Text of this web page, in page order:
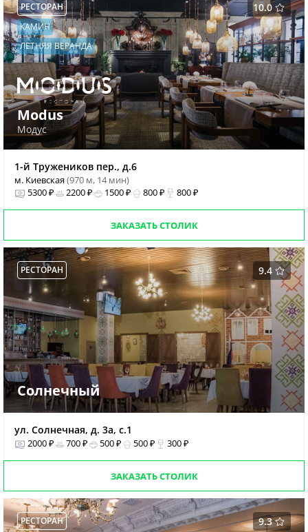
10.0
РЕСТОРАН
КАМИН
ЛЕТНЯЯ ВЕРАНДА
Modus
Модус
1-й Тружеников пер., д.6
м. Киевская(970 м, 14 мин)
5300 ₽
2200 ₽ 1500 ₽ 800 ₽ 800 ₽
ЗАКАЗАТЬ СТОЛИК
9.4
РЕСТОРАН
Солнечный
ул. Солнечная, д. 3а, с.1
2000 ₽ 700 ₽ 500 ₽ 500 ₽ 300 ₽
ЗАКАЗАТЬ СТОЛИК
9.3
РЕСТОРАН